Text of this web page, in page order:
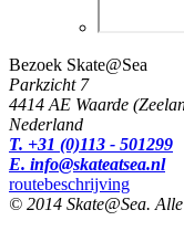
Bezoek Skate@Sea
Parkzicht 7
4414 AE Waarde
Nederland
T. +31 (0)113 - 501299
E. info@skateatsea.nl
routebeschrijving
© 2014 Skate@Sea.